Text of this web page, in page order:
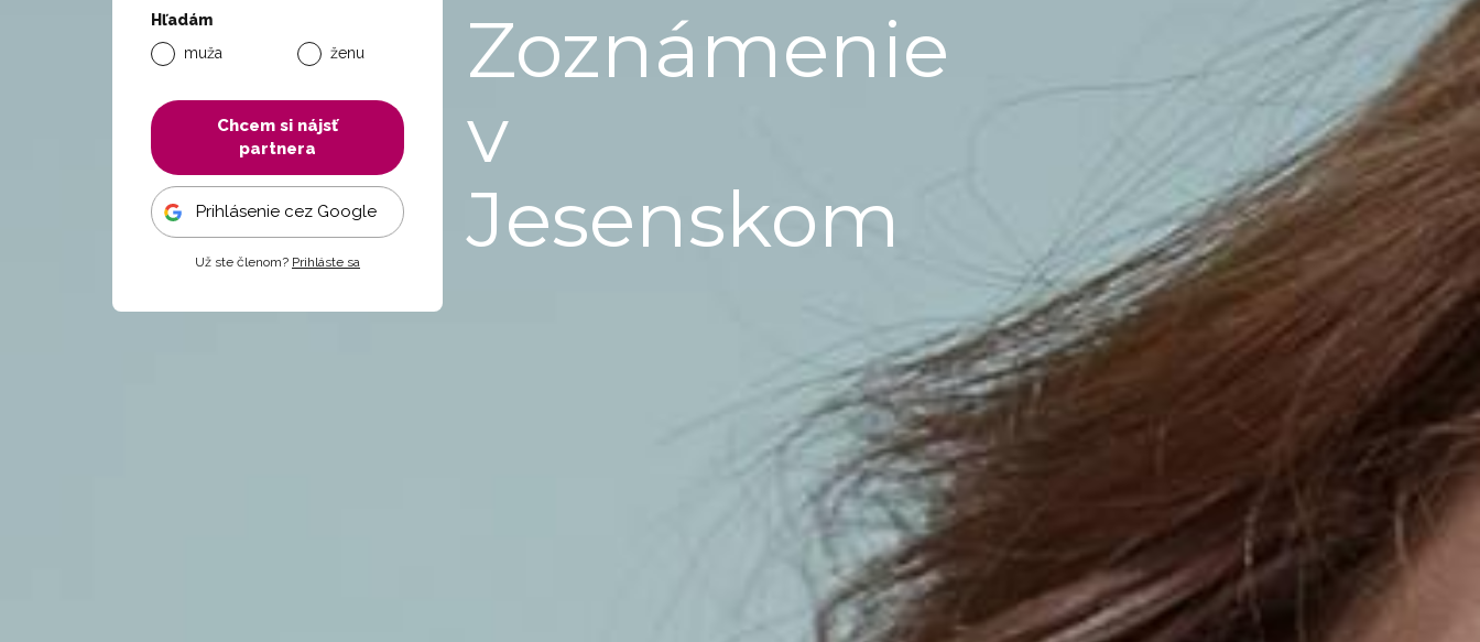
Hľadám
muža
ženu
Chcem si nájsť
partnera
Prihlásenie cez Google
Už ste členom? Prihláste sa
Zoznámenie
v
Jesenskom